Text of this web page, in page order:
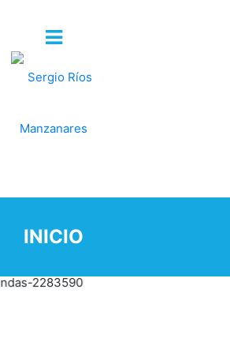
INICIO